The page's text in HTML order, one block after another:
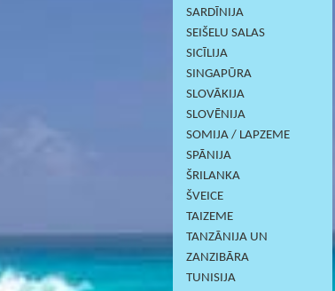
SARDĪNIJА
SEIŠELU SALAS
SICĪLIJA
SINGAPŪRA
SLOVĀKIJA
SLOVĒNIJA
SOMIJA / LAPZEME
SPĀNIJA
ŠRILANKA
ŠVEICE
TAIZEME
TANZĀNIJA UN
ZANZIBĀRA
TUNISIJA